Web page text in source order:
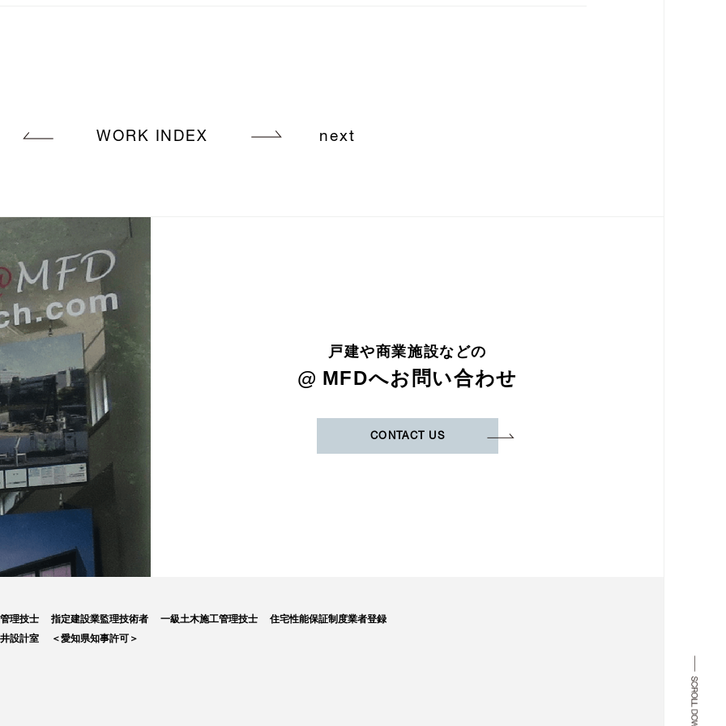
WORK INDEX next
戸建や商業施設などの
@ MFDへお問い合わせ
CONTACT US
理技士 指定建設業監理技術者 一級土木施工管理技士
住宅性能保証制度業者登録
設計室
＜愛知県知事許可＞